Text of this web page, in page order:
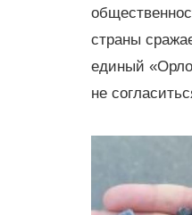
страны
единый
не